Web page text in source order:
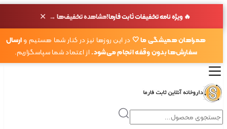
🔥 ویژه نامه تخفیفات ثابت فارما!مشاهده تخفیف‌ها → ✕
همراهان همیشگی ما 🤍در این روزها نیز در کنار شما هستیم وارسال
سفارش‌ها بدون وقفه انجام می‌شود.از اعتماد شما سپاسگزاریم.